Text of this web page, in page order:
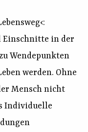
Einschnitte in der
Wendepunkten
werden. Ohne
Mensch nicht
Individuelle